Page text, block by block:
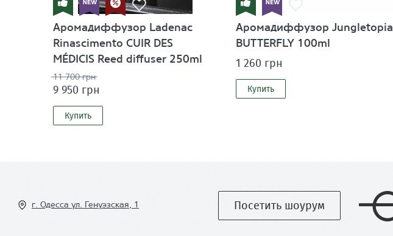
Аромадиффузор Ladenac
Rinascimento CUIR DES
MÉDICIS Reed diffuser 250ml
11 700 грн
9 950 грн
Купить
Аромадиффузор Jungletopia
BUTTERFLY 100ml
1 260 грн
Купить
г. Одесса ул. Генуэзская, 1 Посетить шоурум